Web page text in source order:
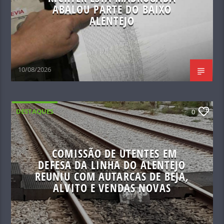
ABALOU PARTE DO BAIXO
ALENTEJO
10/08/2026
DESTAQUES 0
COMISSÃO DE UTENTES EM
DEFESA DA LINHA DO ALENTEJO
REUNIU COM AUTARCAS DE BEJA,
ALVITO E VENDAS NOVAS